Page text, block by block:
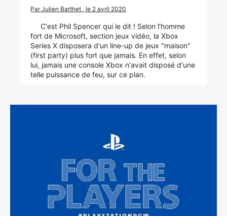
Par Julien Barthet , le 2 avril 2020
C'est Phil Spencer qui le dit ! Selon l'homme
fort de Microsoft, section jeux vidéo, la Xbox
Series X disposera d'un line-up de jeux "maison"
(first party) plus fort que jamais. En effet, selon
lui, jamais une console Xbox n'avait disposé d'une
telle puissance de feu, sur ce plan.